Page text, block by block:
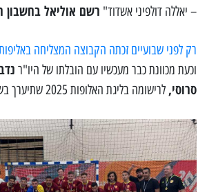
– יאללה דולפיני אשדוד" רשם אוליאל בחשבון
רק לפני שבועיים זכתה הקבוצה המצליחה באליפות ה-11 שלה
וכעת מכוונת כבר מעכשיו עם הובלתו של היו"ר
סרוסי, לרישומה בליגת האלופות 2025 שתיערך בשנה הבאה בהונגריה.